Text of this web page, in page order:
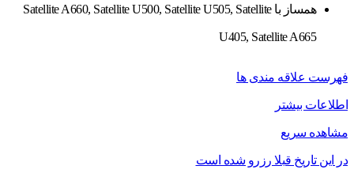
همساز با Satellite A660, Satellite U500, Satellite U505, Satellite
U405, Satellite A665
فهرست علاقه مندی ها
اطلاعات بیشتر
مشاهده سریع
در این تاریخ قبلا رزرو شده است